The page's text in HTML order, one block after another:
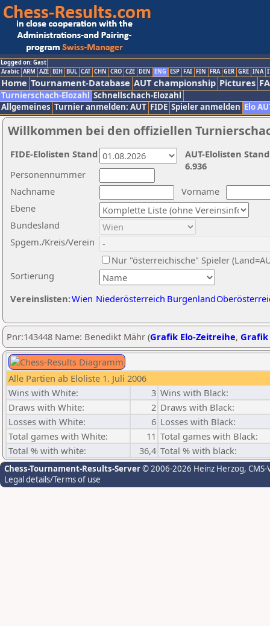
Logged on: Gast
Arabic ARM AZE BIH BUL CAT CHN CRO CZE DEN ENG ESP FAI FIN FRA GER GRE INA
Home Tournament-Database AUT championship Pictures
Turnierschach-Elozahl Schnellschach-Elozahl
Allgemeines Turnier anmelden: AUT FIDE Spieler anmelden Elo
Willkommen bei den offiziellen
Nachname
Vorname
Ebene
Sortierung
Personennummer
Bundesland
Spgem./Kreis/Verein
Nur "österreichische" Spieler
Vereinslisten:Wien Niederösterreich Burgenland
AUT-Elolisten
6.936
FIDE-Elolisten Stand
Pnr:143448 Name: Benedikt Mähr (Grafik Elo-Zeitreihe, Grafik
Alle Partien ab Eloliste 1. Juli 2006
Wins with White:
3 Wins with Black:
Draws with White:
2 Draws with Black:
Losses with White:
6 Losses with Black:
Total games with White:
11 Total games with Black:
Total % with white:
36,4 Total % with black:
Chess-Tournament-Results-Server© 2006-2026 Heinz Herzog,
Legal details/Terms of use